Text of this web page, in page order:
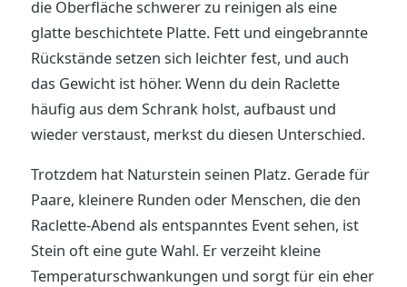
die Oberfläche schwerer zu reinigen als eine
glatte beschichtete Platte. Fett und eingebrannte
Rückstände setzen sich leichter fest, und auch
das Gewicht ist höher. Wenn du dein Raclette
häufig aus dem Schrank holst, aufbaust und
wieder verstaust, merkst du diesen Unterschied.
Trotzdem hat Naturstein seinen Platz. Gerade für
Paare, kleinere Runden oder Menschen, die den
Raclette-Abend als entspanntes Event sehen, ist
Stein oft eine gute Wahl. Er verzeiht kleine
Temperaturschwankungen und sorgt für ein eher